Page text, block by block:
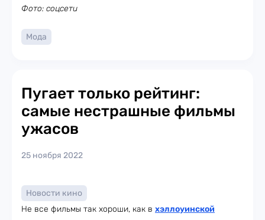
Фото: соцсети
Мода
Пугает только рейтинг:
самые нестрашные фильмы
ужасов
25 ноября 2022
Новости кино
Не все фильмы так хороши, как в хэллоуинской